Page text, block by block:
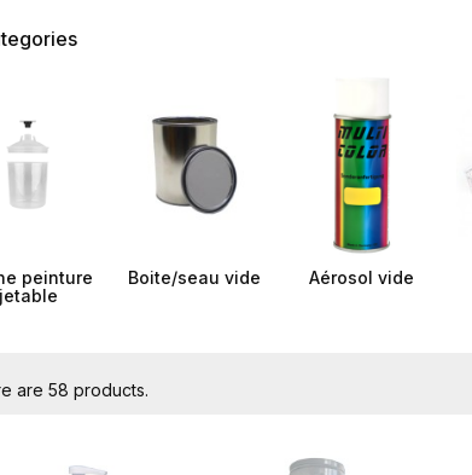
peinture
jetable
Boite/seau vide Aérosol vide
are 58 products.